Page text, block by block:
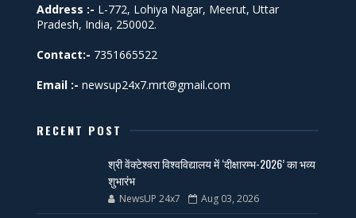
Address :- L-772, Lohiya Nagar, Meerut, Uttar
Pradesh, India, 250002.
Contact:- 7351665522
Email :- newsup24x7.mrt@gmail.com
RECENT POST
श्री वेंक्टेश्वरा विश्वविद्यालय में ‘दीक्षारम्भ-2026’ का भव्य
शुभारंभ
NewsUP 24x7 Aug 03, 2026